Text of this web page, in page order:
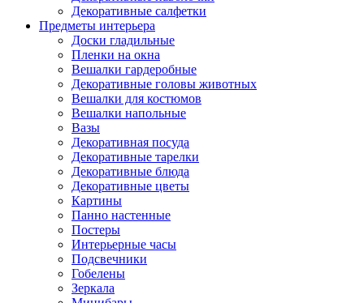
Декоративные салфетки
Предметы интерьера
Доски гладильные
Пленки на окна
Вешалки гардеробные
Декоративные головы животных
Вешалки для костюмов
Вешалки напольные
Вазы
Декоративная посуда
Декоративные тарелки
Декоративные блюда
Декоративные цветы
Картины
Панно настенные
Постеры
Интерьерные часы
Подсвечники
Гобелены
Зеркала